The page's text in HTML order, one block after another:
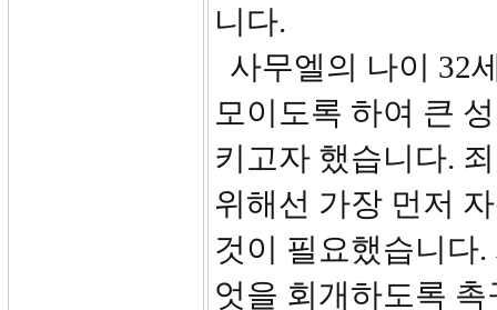
니다.
사무엘의 나이 32
모이도록 하여 큰
키고자 했습니다.
위해선 가장 먼저
것이 필요했습니다
엇을 회개하도록